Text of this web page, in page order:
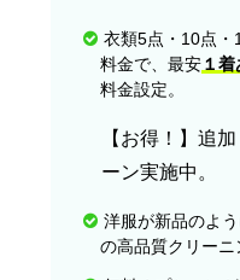
衣類5点・10点・
料金で、最安１
料金設定。
【お得！】追
ーン実施中。
洋服が新品のよ
の高品質クリーニ